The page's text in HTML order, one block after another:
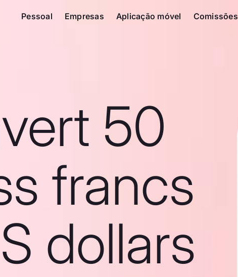
Pessoal Empresas Aplicação móvel Comissões
50
francs
dollars